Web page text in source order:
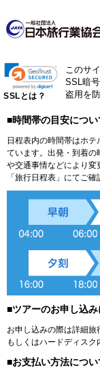
SSLとは？
このサ
SSL暗
盗用を
■時間帯の目安につい
日程表内の時間帯はホ
ています。出発・到着
や交通事情などにより変
「旅行日程表」にてご確
■ツアーのお申し込み
お申し込みの際は詳細旅
もしくはハードディスク
■お支払い方法につい